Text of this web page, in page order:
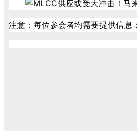
注意：每位参会者均需要提供信息；